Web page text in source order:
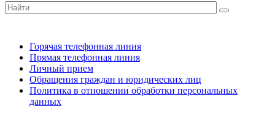
Горячая телефонная линия
Прямая телефонная линия
Личный прием
Обращения граждан и юридических лиц
Политика в отношении обработки персональных
данных